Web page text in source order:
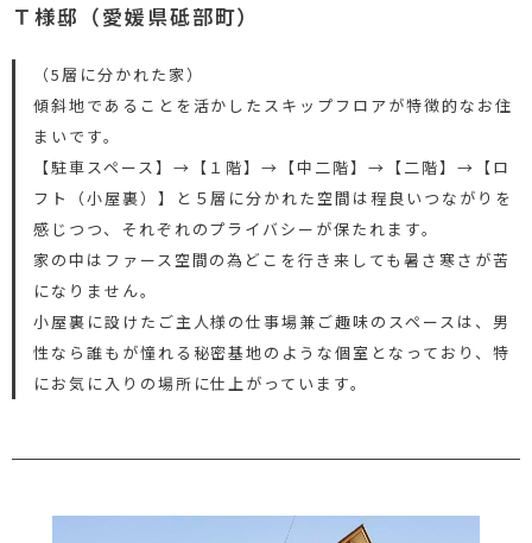
Ｔ様邸（愛媛県砥部町）
（5層に分かれた家）
傾斜地であることを活かしたスキップフロアが特徴的なお住
まいです。
【駐車スペース】→【１階】→【中二階】→【二階】→【ロ
フト（小屋裏）】と５層に分かれた空間は程良いつながりを
感じつつ、それぞれのプライバシーが保たれます。
家の中はファース空間の為どこを行き来しても暑さ寒さが苦
になりません。
小屋裏に設けたご主人様の仕事場兼ご趣味のスペースは、男
性なら誰もが憧れる秘密基地のような個室となっており、特
にお気に入りの場所に仕上がっています。